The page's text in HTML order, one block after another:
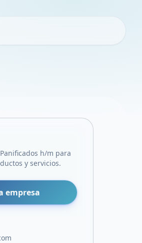
Panificados h/m para
y servicios.
empresa